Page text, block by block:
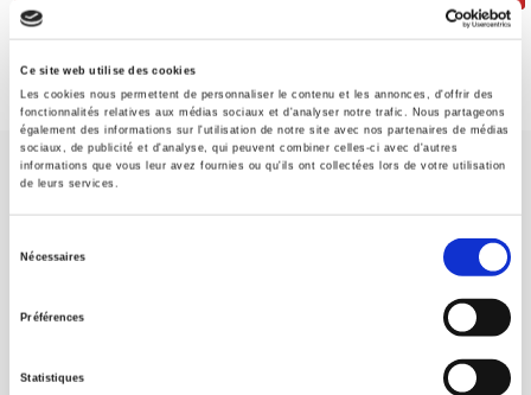
Ce site web utilise des cookies
Les cookies nous permettent de personnaliser le contenu et les annonces, d'offrir des
fonctionnalités relatives aux médias sociaux et d'analyser notre trafic. Nous partageons
également des informations sur l'utilisation de notre site avec nos partenaires de médias
sociaux, de publicité et d'analyse, qui peuvent combiner celles-ci avec d'autres
informations que vous leur avez fournies ou qu'ils ont collectées lors de votre utilisation
de leurs services.
Nécessaires
Préférences
Statistiques
Maison d'édition dédiée aux sciences humaines et sociales, les
Presses de Sciences Po participent depuis leur création en 1976
à la transmission des savoirs et des idées